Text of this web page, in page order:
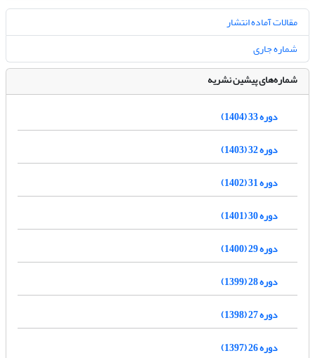
مقالات آماده انتشار
شماره جاری
شماره‌های پیشین نشریه
دوره 33 (1404)
دوره 32 (1403)
دوره 31 (1402)
دوره 30 (1401)
دوره 29 (1400)
دوره 28 (1399)
دوره 27 (1398)
دوره 26 (1397)